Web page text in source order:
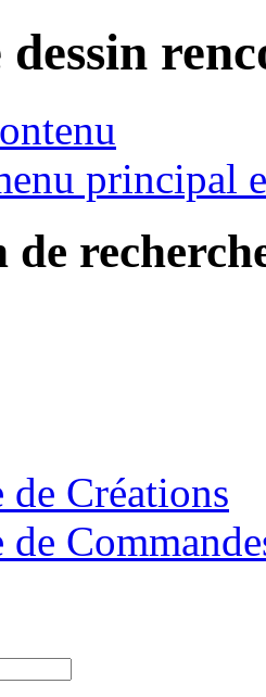
dessin
principal
de Créations
de